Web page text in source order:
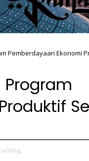
Pemberdayaan Ekonomi
Program